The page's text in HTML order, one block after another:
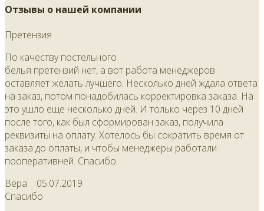
Отзывы о нашей компании
Претензия
По качеству постельного
белья претензий нет, а вот работа менеджеров
оставляет желать лучшего. Несколько дней ждала ответа
на заказ, потом понадобилась корректировка заказа. На
это ушло еще несколько дней. И только через 10 дней
после того, как был сформирован заказ, получила
реквизиты на оплату. Хотелось бы сократить время от
заказа до оплаты, и чтобы менеджеры работали
пооперативней. Спасибо.
Вера 05.07.2019
Спасибо